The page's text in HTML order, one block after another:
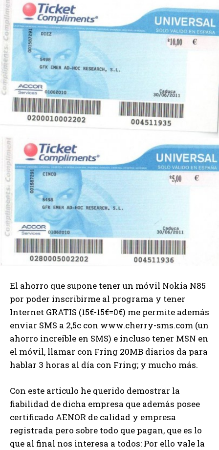
El ahorro que supone tener un móvil Nokia N85
por poder inscribirme al programa y tener
Internet GRATIS (15€-15€=0€) me permite además
enviar SMS a 2,5c con www.cherry-sms.com (un
ahorro increible en SMS) e incluso tener MSN en
el móvil, llamar con Fring 20MB diarios da para
hablar 3 horas al día con Fring; y mucho más.
Con este articulo he querido demostrar la
fiabilidad de dicha empresa que además posee
certificado AENOR de calidad y empresa
registrada pero sobre todo que pagan, que es lo
que al final nos interesa a todos: Por ello vale la